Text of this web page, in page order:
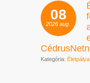
08
2026 aug.
Kategória: Életpálya